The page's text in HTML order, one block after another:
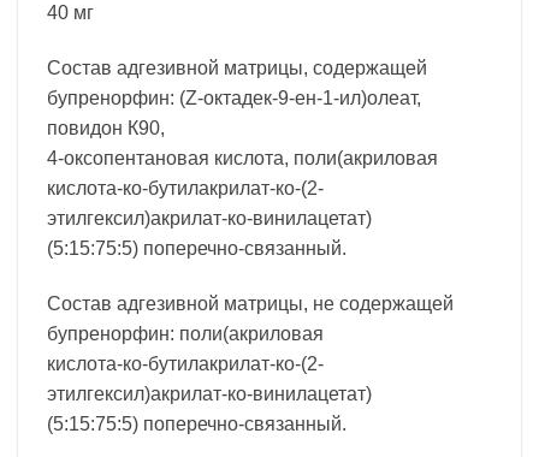
40 мг
Состав адгезивной матрицы, содержащей
бупренорфин: (Z-октадек-9-ен-1-ил)олеат,
повидон К90,
4-оксопентановая кислота, поли(акриловая
кислота-ко-бутилакрилат-ко-(2-
этилгексил)акрилат-ко-винилацетат)
(5:15:75:5) поперечно-связанный.
Состав адгезивной матрицы, не содержащей
бупренорфин: поли(акриловая
кислота-ко-бутилакрилат-ко-(2-
этилгексил)акрилат-ко-винилацетат)
(5:15:75:5) поперечно-связанный.